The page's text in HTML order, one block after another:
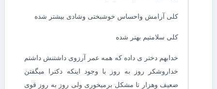
کلی آرامش واحساس خوشبختی وشادی بیشتر شده
کلی سلامتیم بهتر شده
خدابهم دختر ی داده که همه عمر آرزوی داشتنش داشتم
خداروشکر روز به روز با وجود اینکه دکترا میگفتن
ضعیف وهزار تا مشکل برمیخوری ولی روز به روز قوی